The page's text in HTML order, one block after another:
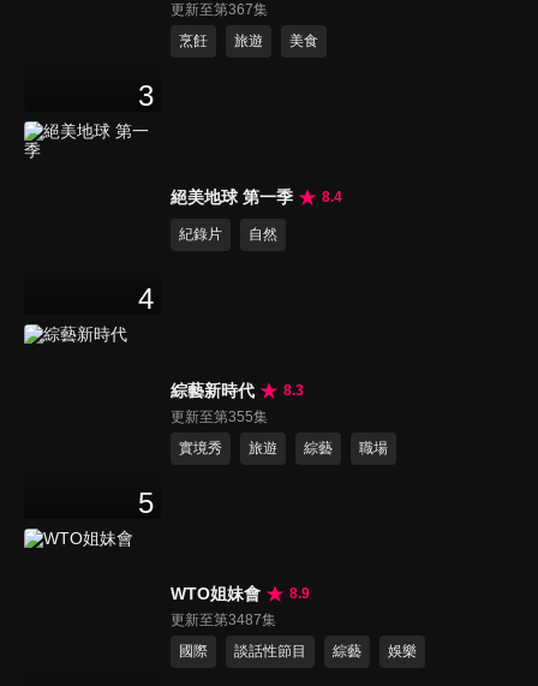
3
更新至第367集
烹飪
旅遊 美食
4
絕美地球 第一季 8.4
紀錄片 自然
5
綜藝新時代
8.3
更新至第355集
實境秀
旅遊 綜藝 職場
WTO姐妹會
8.9
更新至第3487集
國際
談話性節目 綜藝 娛樂